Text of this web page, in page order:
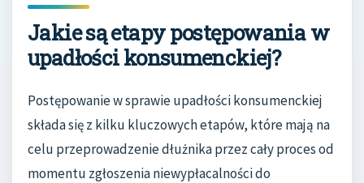
Jakie są etapy postępowania w
upadłości konsumenckiej?
Postępowanie w sprawie upadłości konsumenckiej
składa się z kilku kluczowych etapów, które mają na
celu przeprowadzenie dłużnika przez cały proces od
momentu zgłoszenia niewypłacalności do